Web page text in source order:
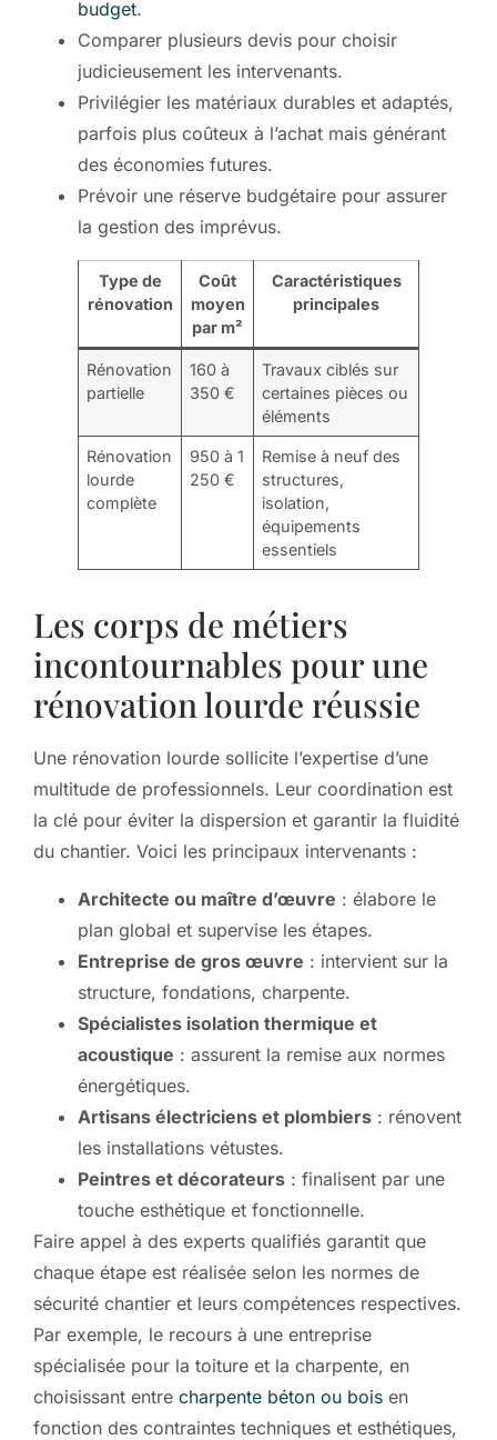
budget.
Comparer plusieurs devis pour choisir
judicieusement les intervenants.
Privilégier les matériaux durables et adaptés,
parfois plus coûteux à l’achat mais générant
des économies futures.
Prévoir une réserve budgétaire pour assurer
la gestion des imprévus.
Type de
rénovation
Coût
moyen
par m²
Caractéristiques
principales
Rénovation
partielle
160 à
350 €
Travaux ciblés sur
certaines pièces ou
éléments
Rénovation
lourde
complète
950 à 1
250 €
Remise à neuf des
structures,
isolation,
équipements
essentiels
Les corps de métiers
incontournables pour une
rénovation lourde réussie
Une rénovation lourde sollicite l’expertise d’une
multitude de professionnels. Leur coordination est
la clé pour éviter la dispersion et garantir la fluidité
du chantier. Voici les principaux intervenants :
Architecte ou maître d’œuvre : élabore le
plan global et supervise les étapes.
Entreprise de gros œuvre : intervient sur la
structure, fondations, charpente.
Spécialistes isolation thermique et
acoustique : assurent la remise aux normes
énergétiques.
Artisans électriciens et plombiers : rénovent
les installations vétustes.
Peintres et décorateurs : finalisent par une
touche esthétique et fonctionnelle.
Faire appel à des experts qualifiés garantit que
chaque étape est réalisée selon les normes de
sécurité chantier et leurs compétences respectives.
Par exemple, le recours à une entreprise
spécialisée pour la toiture et la charpente, en
choisissant entre charpente béton ou bois en
fonction des contraintes techniques et esthétiques,